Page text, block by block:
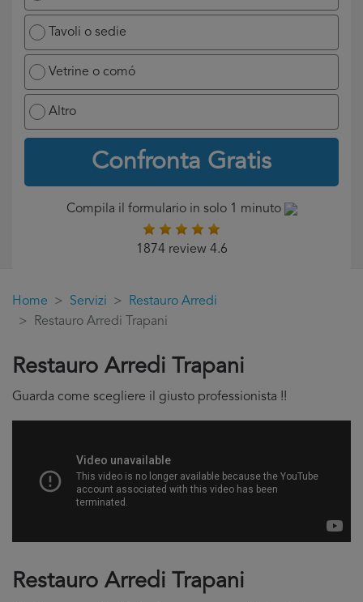
Tavoli o sedie
Vetrine o comó
Altro
Confronta Gratis
Compila il formulario in solo 1 minuto
1874 review 4.6
Home Servizi
Restauro Arredi
Restauro Arredi Trapani
Restauro Arredi Trapani
Guarda come scegliere il giusto professionista !!
Restauro Arredi Trapani